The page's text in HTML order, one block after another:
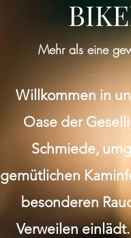
Mehr als eine
Willkommen in
Oase der
Schmiede,
gemütlichen
besonderen
Verweilen